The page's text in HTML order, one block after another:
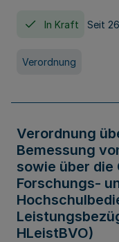
In Kraft Seit
Verordnung
Verordnung
Bemessung
sowie über die
Forschungs-
HLeistBVO)